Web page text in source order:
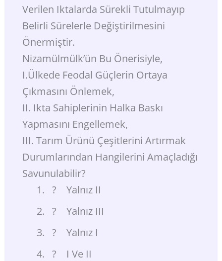
Verilen Iktalarda Sürekli Tutulmayıp
Belirli Sürelerle Değiştirilmesini
Önermiştir.
Nizamülmülk’ün Bu Önerisiyle,
I.ülkede Feodal Güçlerin Ortaya
Çıkmasını Önlemek,
II. Ikta Sahiplerinin Halka Baskı
Yapmasını Engellemek,
III. Tarım Ürünü Çeşitlerini Artırmak
Durumlarından Hangilerini Amaçladığı
Savunulabilir?
? Yalnız II
? Yalnız III
? Yalnız I
? I Ve II